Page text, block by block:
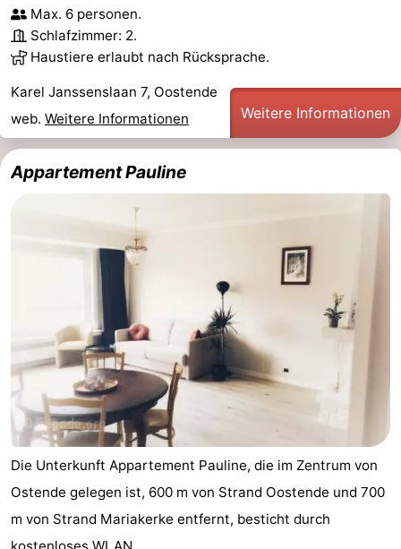
Max. 6 personen.
Schlafzimmer: 2.
Haustiere erlaubt nach Rücksprache.
Karel Janssenslaan 7, Oostende
web. Weitere Informationen Weitere Informationen
Appartement Pauline
Die Unterkunft Appartement Pauline, die im Zentrum von
Ostende gelegen ist, 600 m von Strand Oostende und 700
m von Strand Mariakerke entfernt, besticht durch